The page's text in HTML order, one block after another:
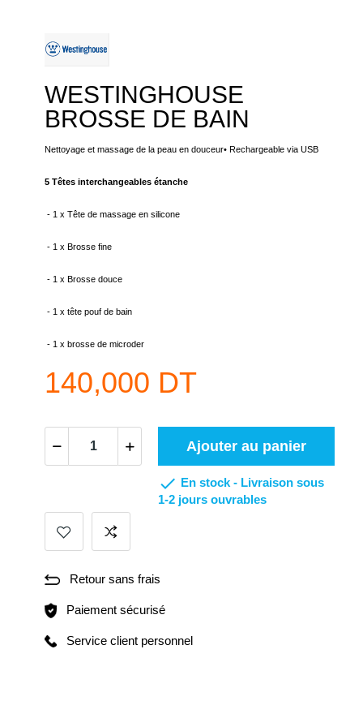
WESTINGHOUSE
BROSSE DE BAIN
Nettoyage et massage de la peau en douceur• Rechargeable via USB
5 Têtes interchangeables étanche
- 1 x Tête de massage en silicone
- 1 x Brosse fine
- 1 x Brosse douce
- 1 x tête pouf de bain
- 1 x brosse de microder
140,000 DT
Ajouter au panier
 En stock - Livraison sous
1-2 jours ouvrables
Retour sans frais
Paiement sécurisé
Service client personnel